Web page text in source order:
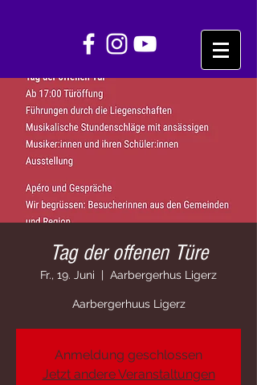
Tag der offenen Türe
Fr., 19. Juni
  |
Aarbergerhus Ligerz
Aarbergerhuus Ligerz
Anmeldung geschlossen
Jetzt andere Veranstaltungen